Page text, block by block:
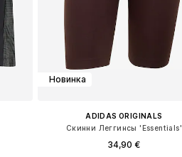
Новинка
ADIDAS ORIGINALS
Скинни Леггинсы 'Essentials'
34,90 €